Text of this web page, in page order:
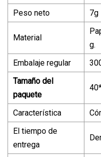
Peso neto
7g
Material
g.
Embalaje regular
Tamaño del
paquete
Característica
El tiempo de
entrega